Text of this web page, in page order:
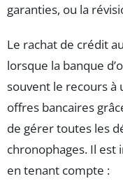
garanties, ou la
Le rachat de crédit
lorsque la banque
souvent le recours à
offres bancaires
de gérer toutes les
chronophages. Il
en tenant compte :